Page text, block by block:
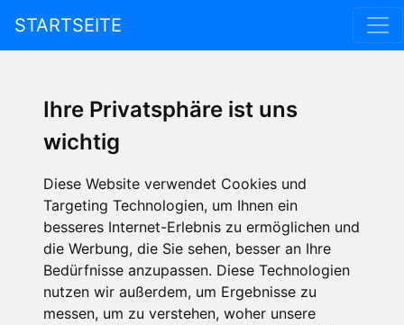
Ihre Privatsphäre ist uns
wichtig
Diese Website verwendet Cookies und
Targeting Technologien, um Ihnen ein
besseres Internet-Erlebnis zu ermöglichen und
die Werbung, die Sie sehen, besser an Ihre
Bedürfnisse anzupassen. Diese Technologien
nutzen wir außerdem, um Ergebnisse zu
messen, um zu verstehen, woher unsere
STARTSEITE